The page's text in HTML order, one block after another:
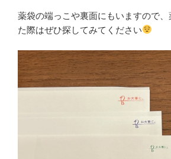
薬袋の端っこや裏面にもいますので
た際はぜひ探してみてください